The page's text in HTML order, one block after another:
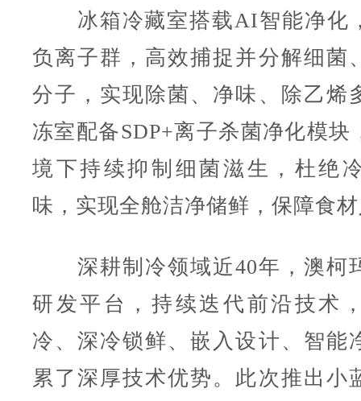
冰箱冷藏室搭载AI智能净化
负离子群，高效捕捉并分解细菌
分子，实现除菌、净味、除乙烯
冻室配备SDP+离子杀菌净化模块
境下持续抑制细菌滋生，杜绝
味，实现全舱洁净储鲜，保障食
深耕制冷领域近40年，澳柯
研发平台，持续迭代前沿技术
冷、深冷锁鲜、嵌入设计、智能
累了深厚技术优势。此次推出小